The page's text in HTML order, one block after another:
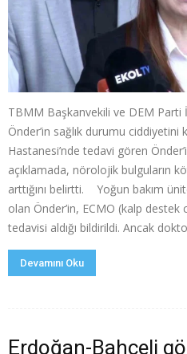
TBMM Başkanvekili ve DEM Parti
Önder’in sağlık durumu
Hastanesi’nde tedavi gören
açıklamada, nörolojik bulguların
arttığını belirtti. Yoğun bakım
olan Önder’in, ECMO (kalp
tedavisi aldığı bildirildi. Ancak
Devamını Oku
Erdoğan-Bahçeli